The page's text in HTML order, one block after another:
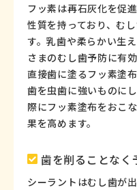
フッ素は再石灰化を促
性質を持っており、む
す。乳歯や柔らかい生
さまのむし歯予防に有
直接歯に塗るフッ素塗
歯を虫歯に強いものに
際にフッ素塗布をおこ
果を高めます。
歯を削ることなく
シーラントはむし歯が